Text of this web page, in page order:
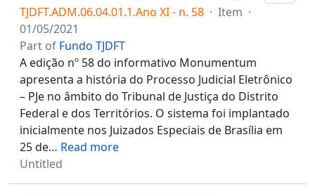
TJDFT.ADM.06.04.01.1.Ano XI - n. 58 · Item ·
01/05/2021
Part of Fundo TJDFT
A edição nº 58 do informativo Monumentum
apresenta a história do Processo Judicial Eletrônico
– PJe no âmbito do Tribunal de Justiça do Distrito
Federal e dos Territórios. O sistema foi implantado
inicialmente nos Juizados Especiais de Brasília em
25 de… Read more
Untitled